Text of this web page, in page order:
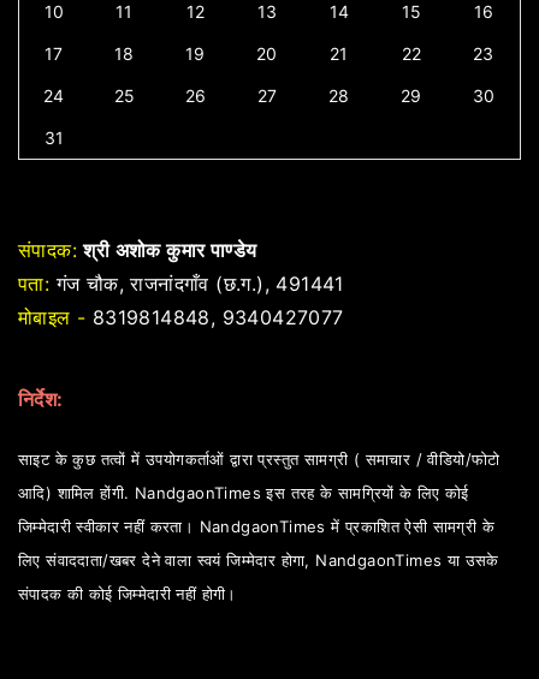
10 11 12 13 14 15 16
17 18 19 20 21 22 23
24 25 26 27 28 29 30
31
संपादक: श्री अशोक कुमार पाण्डेय
पता: गंज चौक, राजनांदगाँव (छ.ग.), 491441
मोबाइल - 8319814848, 9340427077
निर्देश:
साइट के कुछ तत्वों में उपयोगकर्ताओं द्वारा प्रस्तुत सामग्री ( समाचार / वीडियो/फोटो
आदि) शामिल होंगी. NandgaonTimes इस तरह के सामग्रियों के लिए कोई
जिम्मेदारी स्वीकार नहीं करता। NandgaonTimes में प्रकाशित ऐसी सामग्री के
लिए संवाददाता/खबर देने वाला स्वयं जिम्मेदार होगा, NandgaonTimes या उसके
संपादक की कोई जिम्मेदारी नहीं होगी।